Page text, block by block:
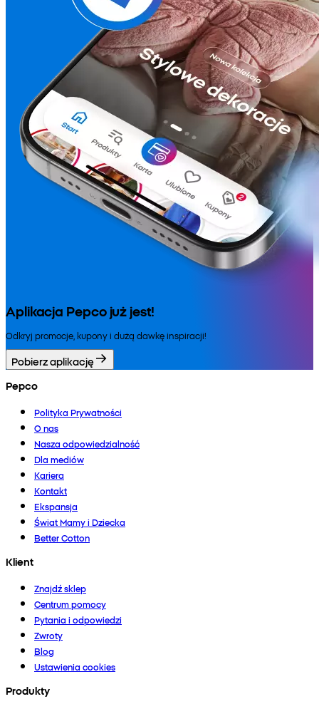
Aplikacja Pepco już jest!
Odkryj promocje, kupony i dużą dawkę inspiracji!
Pobierz aplikację
Pepco
Polityka Prywatności
O nas
Nasza odpowiedzialność
Dla mediów
Kariera
Kontakt
Ekspansja
Świat Mamy i Dziecka
Better Cotton
Klient
Znajdź sklep
Centrum pomocy
Pytania i odpowiedzi
Zwroty
Blog
Ustawienia cookies
Produkty